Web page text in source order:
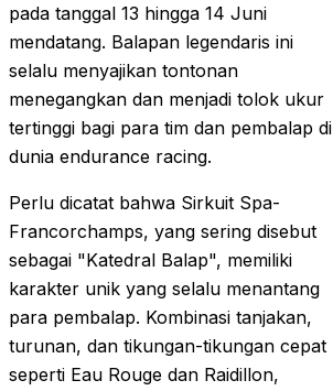
pada tanggal 13 hingga 14 Juni
mendatang. Balapan legendaris ini
selalu menyajikan tontonan
menegangkan dan menjadi tolok ukur
tertinggi bagi para tim dan pembalap di
dunia endurance racing.
Perlu dicatat bahwa Sirkuit Spa-
Francorchamps, yang sering disebut
sebagai "Katedral Balap", memiliki
karakter unik yang selalu menantang
para pembalap. Kombinasi tanjakan,
turunan, dan tikungan-tikungan cepat
seperti Eau Rouge dan Raidillon,